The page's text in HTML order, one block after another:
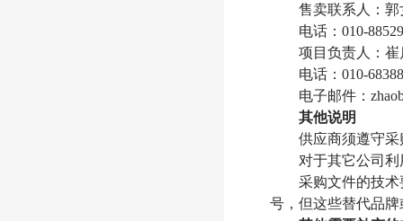
售卖联系人：郭
电话：010-
项目负责人：崔
电话：010-
电子邮件：
其他说明
供应商须遵守
对于其它公司
采购文件的技
号，但这些替代品